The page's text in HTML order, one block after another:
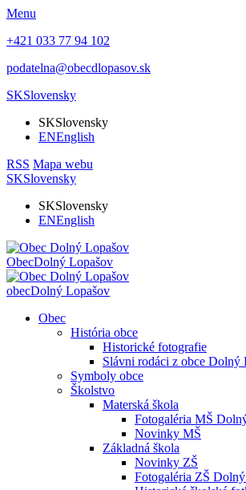
Menu
+421 033 77 94 102
podatelna@obecdlopasov.sk
SKSlovensky
SKSlovensky
ENEnglish
RSS Mapa webu
SKSlovensky
SKSlovensky
ENEnglish
ObecDolný Lopašov
obecDolný Lopašov
Obec
História obce
Historické fotografie
Slávni rodáci z obce Dolný
Symboly obce
Školstvo
Materská škola
Fotogaléria MŠ
Novinky MŠ
Základná škola
Novinky ZŠ
Fotogaléria ZŠ